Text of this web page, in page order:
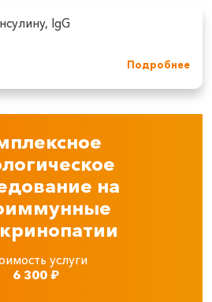
IgG
Подробнее
на
услуги
6 300₽